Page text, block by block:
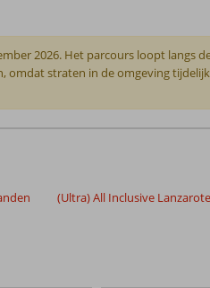
2026. Het parcours loopt langs
straten in de omgeving
(Ultra) All Inclusive Lanzarote